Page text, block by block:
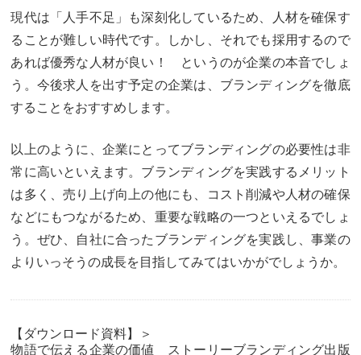
現代は「人手不足」も深刻化しているため、人材を確保す
ることが難しい時代です。しかし、それでも採用するので
あれば優秀な人材が良い！ というのが企業の本音でしょ
う。今後求人を出す予定の企業は、ブランディングを徹底
することをおすすめします。
以上のように、企業にとってブランディングの必要性は非
常に高いといえます。ブランディングを実践するメリット
は多く、売り上げ向上の他にも、コスト削減や人材の確保
などにもつながるため、重要な戦略の一つといえるでしょ
う。ぜひ、自社に合ったブランディングを実践し、事業の
よりいっそうの成長を目指してみてはいかがでしょうか。
【ダウンロード資料】＞
物語で伝える企業の価値 ストーリーブランディング出版